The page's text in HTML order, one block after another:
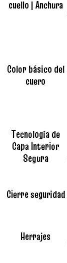
cuello | Anchura
Color básico del
cuero
Tecnología de
Capa Interior
Segura
Cierre seguridad
Herrajes